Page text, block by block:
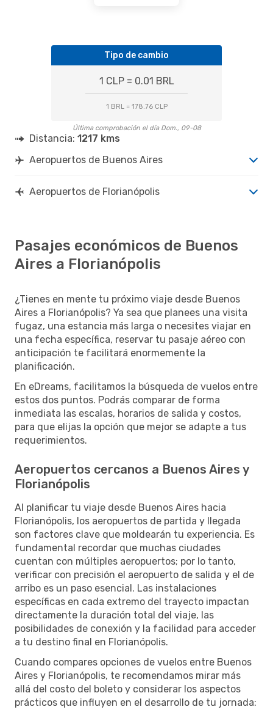
Tipo de cambio
1 CLP = 0.01 BRL
1 BRL = 178.76 CLP
Última comprobación el día Dom., 09-08
Distancia: 1217 kms
Aeropuertos de Buenos Aires
Aeropuertos de Florianópolis
Pasajes económicos de Buenos
Aires a Florianópolis
¿Tienes en mente tu próximo viaje desde Buenos
Aires a Florianópolis? Ya sea que planees una visita
fugaz, una estancia más larga o necesites viajar en
una fecha específica, reservar tu pasaje aéreo con
anticipación te facilitará enormemente la
planificación.
En eDreams, facilitamos la búsqueda de vuelos entre
estos dos puntos. Podrás comparar de forma
inmediata las escalas, horarios de salida y costos,
para que elijas la opción que mejor se adapte a tus
requerimientos.
Aeropuertos cercanos a Buenos Aires y
Florianópolis
Al planificar tu viaje desde Buenos Aires hacia
Florianópolis, los aeropuertos de partida y llegada
son factores clave que moldearán tu experiencia. Es
fundamental recordar que muchas ciudades
cuentan con múltiples aeropuertos; por lo tanto,
verificar con precisión el aeropuerto de salida y el de
arribo es un paso esencial. Las instalaciones
específicas en cada extremo del trayecto impactan
directamente la duración total del viaje, las
posibilidades de conexión y la facilidad para acceder
a tu destino final en Florianópolis.
Cuando compares opciones de vuelos entre Buenos
Aires y Florianópolis, te recomendamos mirar más
allá del costo del boleto y considerar los aspectos
prácticos que influyen en el desarrollo de tu jornada: